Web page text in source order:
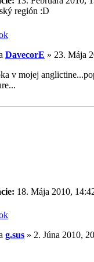
región :D
DavecorE » 23. Mája
v mojej
18. Mája 2010,
g.sus » 2. Júna 2010,